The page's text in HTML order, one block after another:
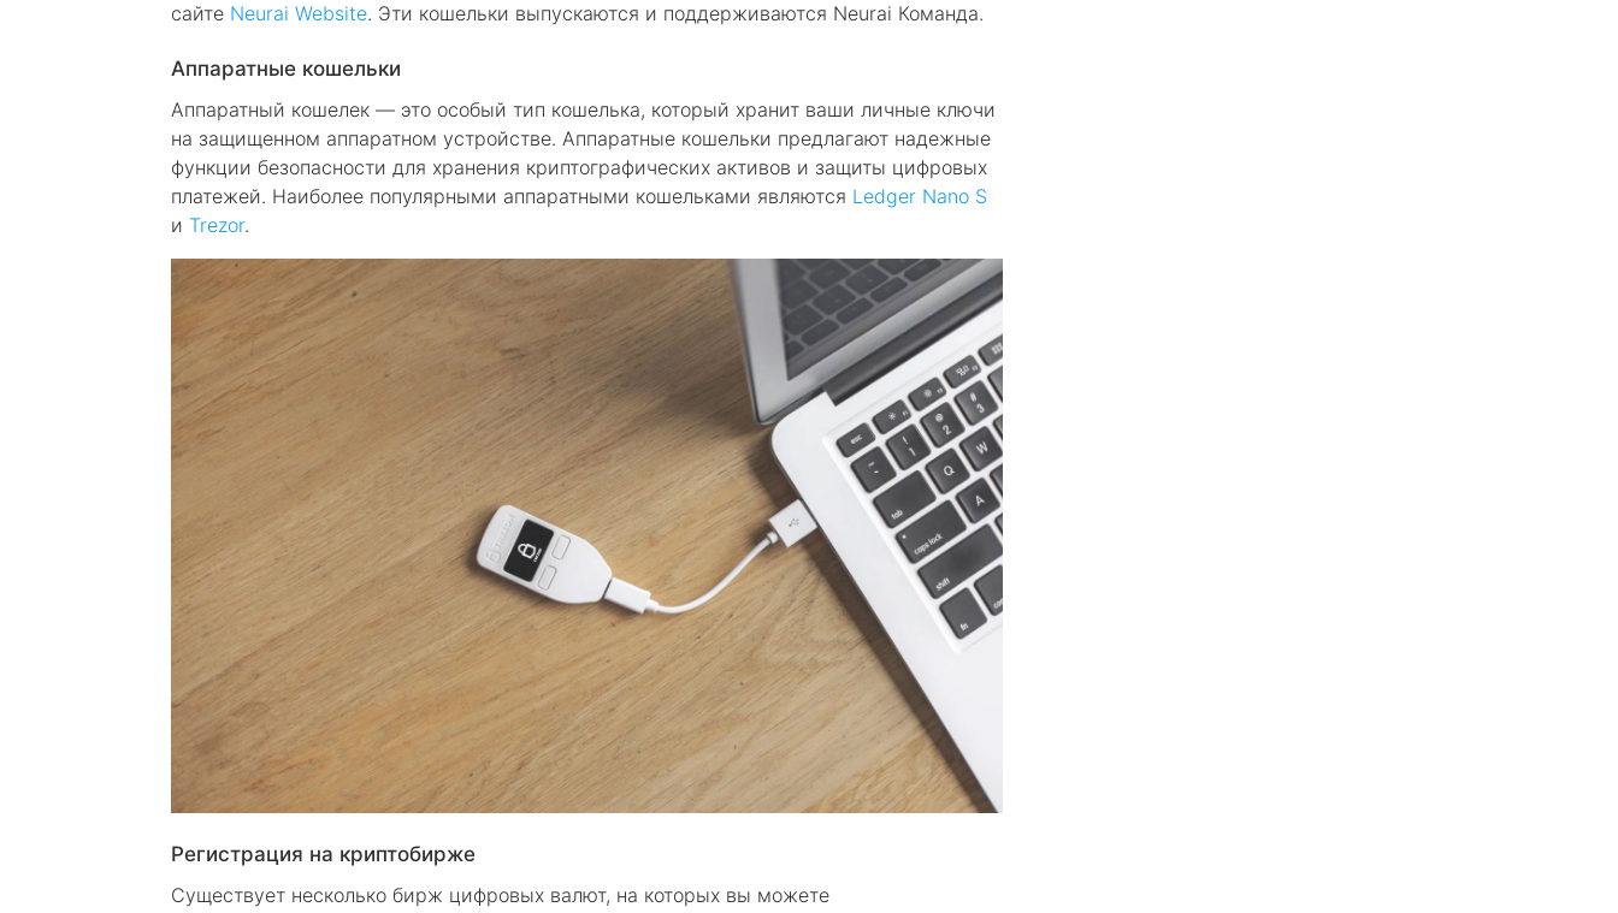
сайте Neurai Website. Эти кошельки выпускаются и поддерживаются Neurai Команда.
Аппаратные кошельки
Аппаратный кошелек — это особый тип кошелька, который хранит ваши личные ключи
на защищенном аппаратном устройстве. Аппаратные кошельки предлагают надежные
функции безопасности для хранения криптографических активов и защиты цифровых
платежей. Наиболее популярными аппаратными кошельками являются Ledger Nano S
и Trezor.
Регистрация на криптобирже
Существует несколько бирж цифровых валют, на которых вы можете